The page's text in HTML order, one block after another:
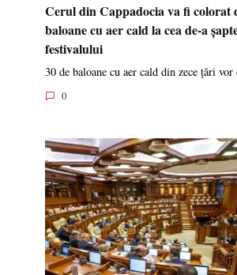
Cerul din Cappadocia va fi colorat
baloane cu aer cald la cea de-a
festivalului
30 de baloane cu aer cald din zece țări vor
0